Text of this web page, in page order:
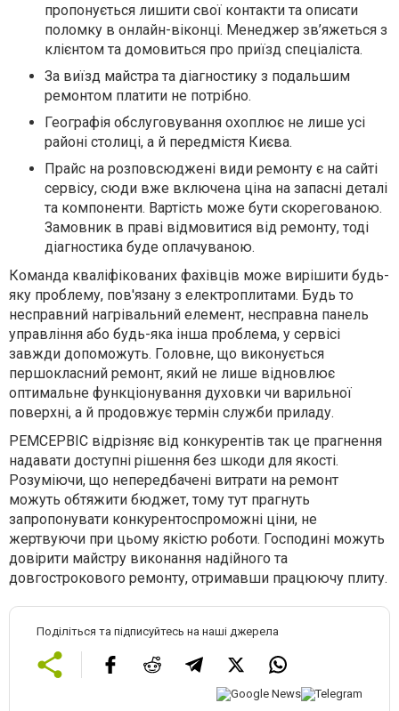
пропонується лишити свої контакти та описати
поломку в онлайн-віконці. Менеджер зв’яжеться з
клієнтом та домовиться про приїзд спеціаліста.
За виїзд майстра та діагностику з подальшим
ремонтом платити не потрібно.
Географія обслуговування охоплює не лише усі
районі столиці, а й передмістя Києва.
Прайс на розповсюджені види ремонту є на сайті
сервісу, сюди вже включена ціна на запасні деталі
та компоненти. Вартість може бути скорегованою.
Замовник в праві відмовитися від ремонту, тоді
діагностика буде оплачуваною.
Команда кваліфікованих фахівців може вирішити будь-
яку проблему, пов'язану з електроплитами. Будь то
несправний нагрівальний елемент, несправна панель
управління або будь-яка інша проблема, у сервісі
завжди допоможуть. Головне, що виконується
першокласний ремонт, який не лише відновлює
оптимальне функціонування духовки чи варильної
поверхні, а й продовжує термін служби приладу.
РЕМСЕРВІС відрізняє від конкурентів так це прагнення
надавати доступні рішення без шкоди для якості.
Розуміючи, що непередбачені витрати на ремонт
можуть обтяжити бюджет, тому тут прагнуть
запропонувати конкурентоспроможні ціни, не
жертвуючи при цьому якістю роботи. Господині можуть
довірити майстру виконання надійного та
довгострокового ремонту, отримавши працюючу плиту.
Поділіться та підписуйтесь на наші джерела